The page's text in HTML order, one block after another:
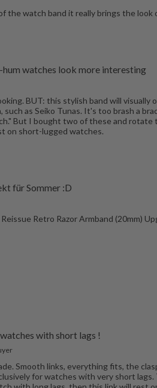
the watch band it really brings the
watches look more interesting
BUT: this stylish band will visually
such as Seiko Tunas. It's too brash a
But I bought two of these and rotate
on short-lugged watches.
für Sommer :D
Retro Razor Armband (20mm)
with short lags !
Smooth links, everything fits, the
for watches with very short